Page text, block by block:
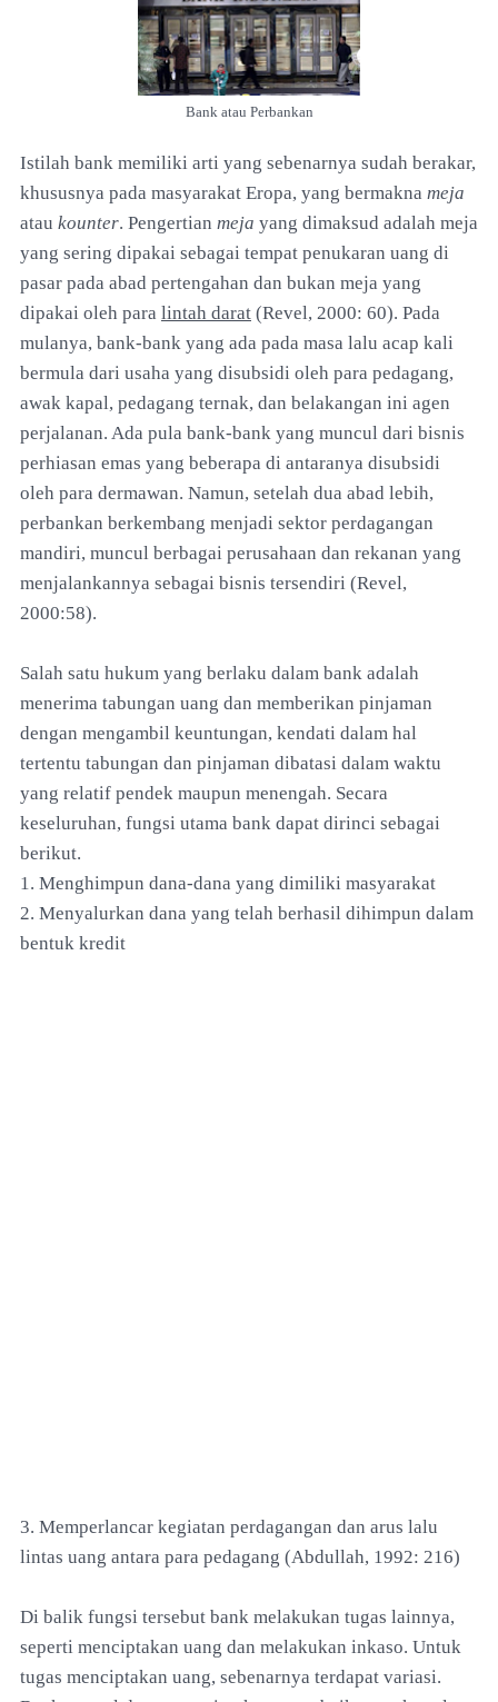
Bank atau Perbankan
Istilah bank memiliki arti yang sebenarnya sudah berakar,
khususnya pada masyarakat Eropa, yang bermakna meja
atau kounter. Pengertian meja yang dimaksud adalah meja
yang sering dipakai sebagai tempat penukaran uang di
pasar pada abad pertengahan dan bukan meja yang
dipakai oleh para lintah darat (Revel, 2000: 60). Pada
mulanya, bank-bank yang ada pada masa lalu acap kali
bermula dari usaha yang disubsidi oleh para pedagang,
awak kapal, pedagang ternak, dan belakangan ini agen
perjalanan. Ada pula bank-bank yang muncul dari bisnis
perhiasan emas yang beberapa di antaranya disubsidi
oleh para dermawan. Namun, setelah dua abad lebih,
perbankan berkembang menjadi sektor perdagangan
mandiri, muncul berbagai perusahaan dan rekanan yang
menjalankannya sebagai bisnis tersendiri (Revel,
2000:58).
Salah satu hukum yang berlaku dalam bank adalah
menerima tabungan uang dan memberikan pinjaman
dengan mengambil keuntungan, kendati dalam hal
tertentu tabungan dan pinjaman dibatasi dalam waktu
yang relatif pendek maupun menengah. Secara
keseluruhan, fungsi utama bank dapat dirinci sebagai
berikut.
1. Menghimpun dana-dana yang dimiliki masyarakat
2. Menyalurkan dana yang telah berhasil dihimpun dalam
bentuk kredit
3. Memperlancar kegiatan perdagangan dan arus lalu
lintas uang antara para pedagang (Abdullah, 1992: 216)
Di balik fungsi tersebut bank melakukan tugas lainnya,
seperti menciptakan uang dan melakukan inkaso. Untuk
tugas menciptakan uang, sebenarnya terdapat variasi.